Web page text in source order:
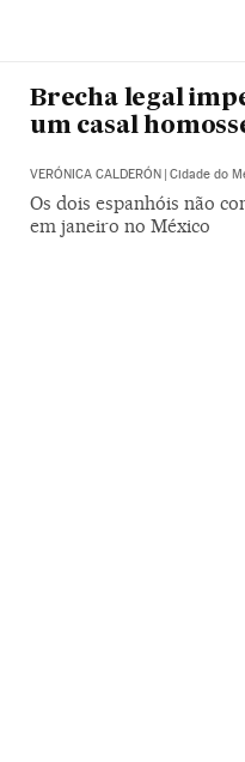
Brecha legal
um casal
VERÓNICA CALDERÓN | Cidade do
Os dois espanhóis não
em janeiro no México